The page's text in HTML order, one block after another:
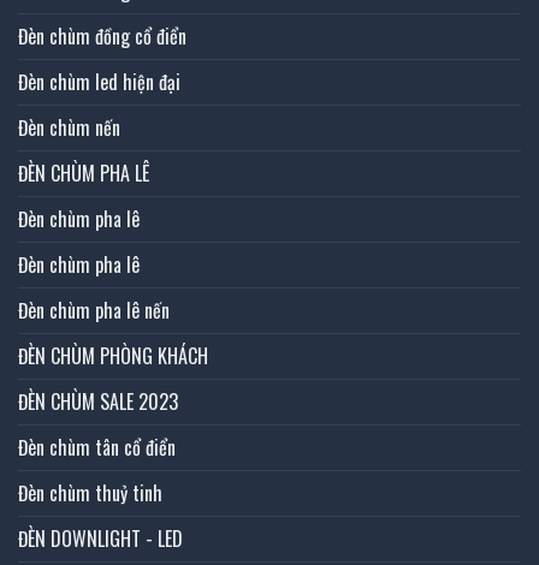
Đèn chùm đồng cổ điển
Đèn chùm led hiện đại
Đèn chùm nến
ĐÈN CHÙM PHA LÊ
Đèn chùm pha lê
Đèn chùm pha lê
Đèn chùm pha lê nến
ĐÈN CHÙM PHÒNG KHÁCH
ĐÈN CHÙM SALE 2023
Đèn chùm tân cổ điển
Đèn chùm thuỷ tinh
ĐÈN DOWNLIGHT - LED